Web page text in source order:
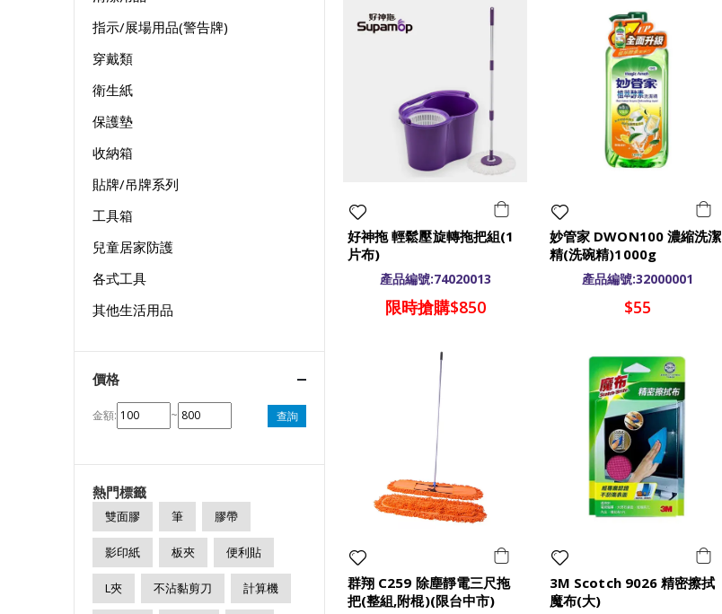
好神拖 輕鬆壓旋轉拖把組(1
片布)
產品編號:74020013
限時搶購$850
妙管家 DWON100 濃縮洗潔
精(洗碗精)1000g
產品編號:32000001
$55
群翔 C259 除塵靜電三尺拖
把(整組,附棍)(限台中市)
3M Scotch 9026 精密擦拭
魔布(大)
指示/展場用品(警告牌)
穿戴類
衛生紙
保護墊
收納箱
貼牌/吊牌系列
工具箱
兒童居家防護
各式工具
其他生活用品
價格
金額: ~ 查詢
熱門標籤
雙面膠 筆 膠帶
影印紙 板夾 便利貼
L夾 不沾黏剪刀 計算機